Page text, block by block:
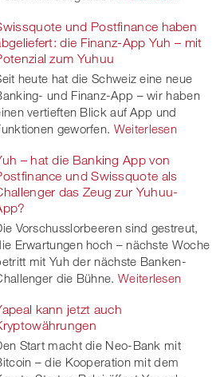
und Postfinance haben
die Finanz-App Yuh – mit
zum Yuhuu
heute hat die Schweiz eine neue
und Finanz-App – wir haben
vertieften Blick auf App und
geworfen. Weiterlesen
– hat die Banking App von
und Swissquote als
das Zeug zur Yuhuu-
Vorschusslorbeeren sind gestreut,
Erwartungen hoch – nächste Woche
mit Yuh der nächste Banken-
die Bühne. Weiterlesen
kann jetzt auch
Start macht die Neo-Bank mit
– die Kooperation mit dem